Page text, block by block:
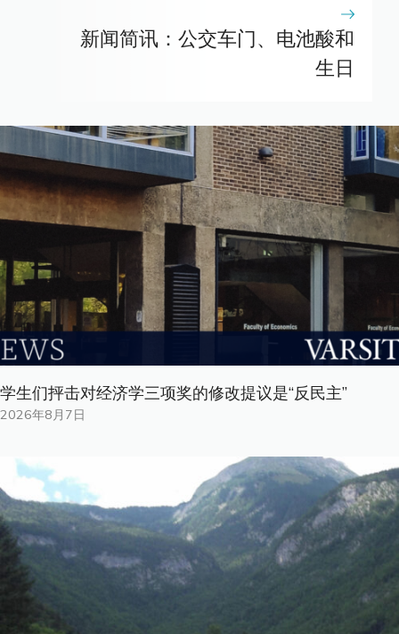
新闻简讯：公交车门、电池酸和
生日
学生们抨击对经济学三项奖的修改提议是“反民主”
2026年8月7日